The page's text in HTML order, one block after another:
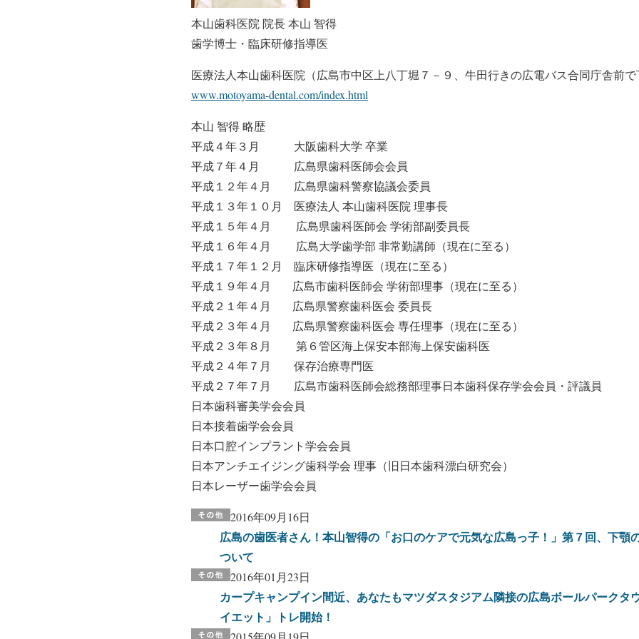
本山歯科医院 院長 本山 智得
歯学博士・臨床研修指導医
医療法人本山歯科医院（広島市中区上八丁堀７－９、牛田行きの広電バス合同庁舎前で
www.motoyama-dental.com/index.html
本山 智得 略歴
平成４年３月 大阪歯科大学 卒業
平成７年４月 広島県歯科医師会会員
平成１２年４月 広島県歯科警察協議会委員
平成１３年１０月 医療法人 本山歯科医院 理事長
平成１５年４月 広島県歯科医師会 学術部副委員長
平成１６年４月 広島大学歯学部 非常勤講師（現在に至る）
平成１７年１２月 臨床研修指導医（現在に至る）
平成１９年４月 広島市歯科医師会 学術部理事（現在に至る）
平成２１年４月 広島県警察歯科医会 委員長
平成２３年４月 広島県警察歯科医会 専任理事（現在に至る）
平成２３年８月 第６管区海上保安本部海上保安歯科医
平成２４年７月 保存治療専門医
平成２７年７月 広島市歯科医師会総務部理事日本歯科保存学会会員・評議員
日本歯科審美学会会員
日本接着歯学会会員
日本口腔インプラント学会会員
日本アンチエイジング歯科学会 理事（旧日本歯科漂白研究会）
日本レーザー歯学会会員
2016年09月16日
広島の歯医者さん！本山智得の「お口のケアで元気な広島っ子！」第７回、下顎
ついて
2016年01月23日
カープキャンプイン間近、あなたもマツダスタジアム隣接の広島ボールパークタ
イエット」トレ開始！